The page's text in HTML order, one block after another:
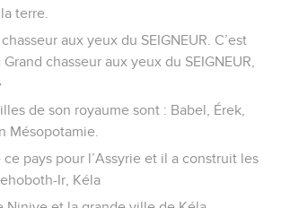
terre.
aux yeux du SEIGNEUR. C’est
chasseur aux yeux du SEIGNEUR,
de son royaume sont : Babel, Érek,
Mésopotamie.
pays pour l’Assyrie et il a construit les
Ir, Kéla